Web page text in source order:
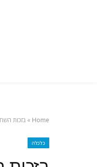
Home
» בזכות
כלכלה